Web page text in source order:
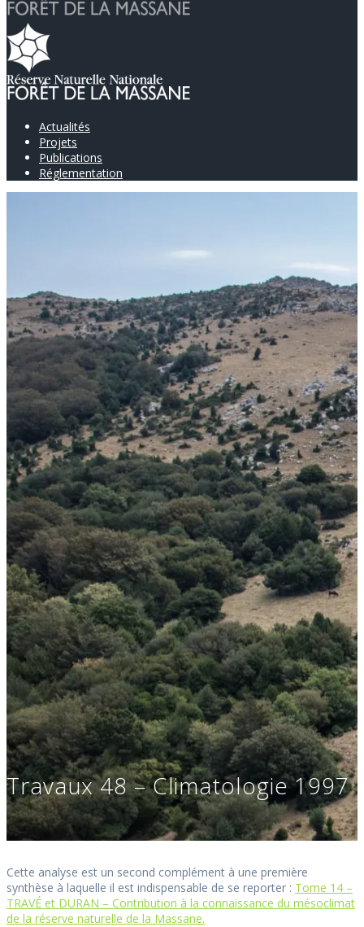
Actualités
Projets
Publications
Réglementation
Travaux 48 – Climatologie 1997
Cette analyse est un second complément à une première
synthèse à laquelle il est indispensable de se reporter : Tome 14 –
TRAVÉ et DURAN – Contribution à la connaissance du mésoclimat
de la réserve naturelle de la Massane.